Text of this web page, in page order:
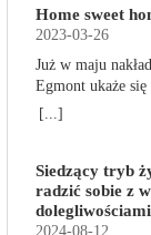
Home sweet
2023-03-26
Już w maju
Egmont ukaże
scenarzysty
obdarzone
robota o imieniu
prowadzenia
[...]
Siedzący tryb
radzić sobie z
2024-08-12